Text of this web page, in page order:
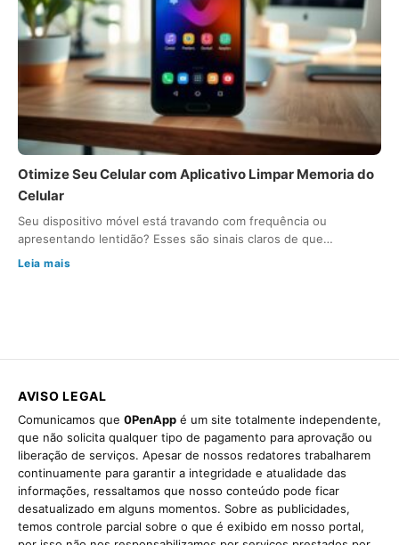
Otimize Seu Celular com Aplicativo Limpar Memoria do
Celular
Seu dispositivo móvel está travando com frequência ou
apresentando lentidão? Esses são sinais claros de que…
Leia mais
AVISO LEGAL
Comunicamos que 0PenApp é um site totalmente independente,
que não solicita qualquer tipo de pagamento para aprovação ou
liberação de serviços. Apesar de nossos redatores trabalharem
continuamente para garantir a integridade e atualidade das
informações, ressaltamos que nosso conteúdo pode ficar
desatualizado em alguns momentos. Sobre as publicidades,
temos controle parcial sobre o que é exibido em nosso portal,